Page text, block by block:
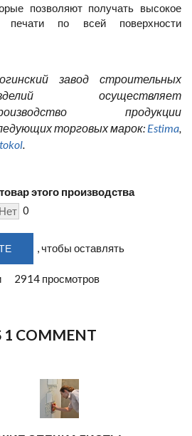
позволяют получать высокое
печати по всей поверхности
завод строительных
осуществляет
продукции
торговых марок: Estima,
.
этого производства
Нет 0
, чтобы оставлять
2914 просмотров
1 COMMENT